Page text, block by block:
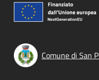
Comune di San